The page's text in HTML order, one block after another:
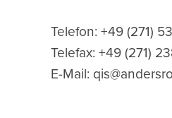
Telefon: +49 (271)
Telefax: +49 (271)
E-Mail: q